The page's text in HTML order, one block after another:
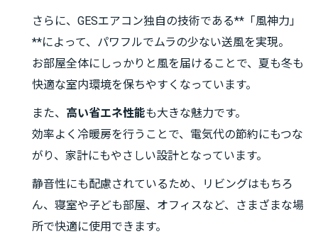
さらに、GESエアコン独自の技術である**「風神力」
**によって、パワフルでムラの少ない送風を実現。
お部屋全体にしっかりと風を届けることで、夏も冬も
快適な室内環境を保ちやすくなっています。
また、 高い省エネ性能も大きな魅力です。
効率よく冷暖房を行うことで、電気代の節約にもつな
がり、家計にもやさしい設計となっています。
静音性にも配慮されているため、リビングはもちろ
ん、寝室や子ども部屋、オフィスなど、さまざまな場
所で快適に使用できます。